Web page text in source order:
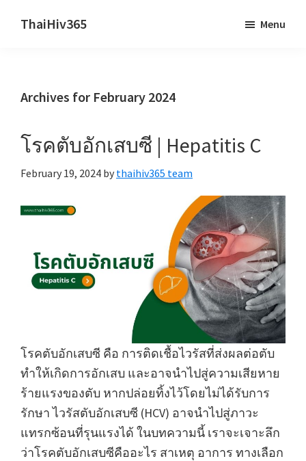
ThaiHiv365
behind.
Menu
Archives for February 2024
โรคตับอักเสบซี | Hepatitis C
February 19, 2024 by thaihiv365 team
โรคตับอักเสบซี คือ การติดเชื้อไวรัสที่ส่งผลต่อตับ
ทำให้เกิดการอักเสบ และอาจนำไปสู่ความเสียหาย
ร้ายแรงของตับ หากปล่อยทิ้งไว้โดยไม่ได้รับการ
รักษา ไวรัสตับอักเสบซี (HCV) อาจนำไปสู่ภาวะ
แทรกซ้อนที่รุนแรงได้ ในบทความนี้ เราจะเจาะลึก
ว่าโรคตับอักเสบซีคืออะไร สาเหตุ อาการ ทางเลือก